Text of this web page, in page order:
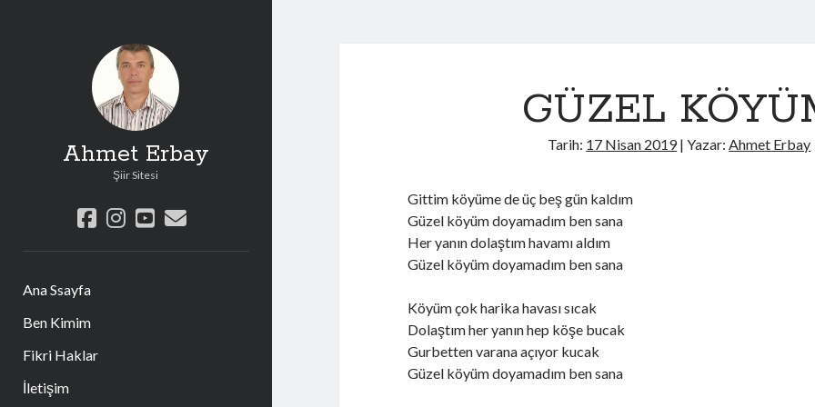
Ahmet Erbay
Şiir Sitesi
facebook
instagram
youtube
e-
Ana Ssayfa
Ben Kimim
Fikri Haklar
İletişim
GÜZEL
Tarih: 17 Nisan 2019| Yazar:Ahmet Erbay
Gittim köyüme de üç beş gün kaldım
Güzel köyüm doyamadım ben sana
Her yanın dolaştım havamı aldım
Güzel köyüm doyamadım ben sana
Köyüm çok harika havası sıcak
Dolaştım her yanın hep köşe bucak
Gurbetten varana açıyor kucak
Güzel köyüm doyamadım ben sana